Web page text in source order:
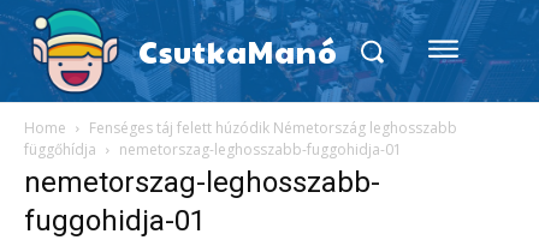
CsutkaManó
Home
Fenséges táj felett húzódik Németország leghosszabb
függőhídja
nemetorszag-leghosszabb-fuggohidja-01
nemetorszag-leghosszabb-
fuggohidja-01